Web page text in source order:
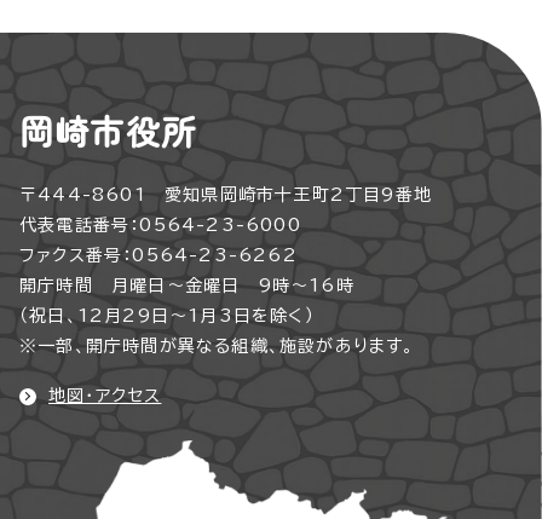
岡崎市役所
〒444-8601 愛知県岡崎市十王町2丁目9番地
代表電話番号：0564-23-6000
ファクス番号：0564-23-6262
開庁時間 月曜日～金曜日 9時～16時
（祝日、12月29日～1月3日を除く）
※一部、開庁時間が異なる組織、施設があります。
地図・アクセス